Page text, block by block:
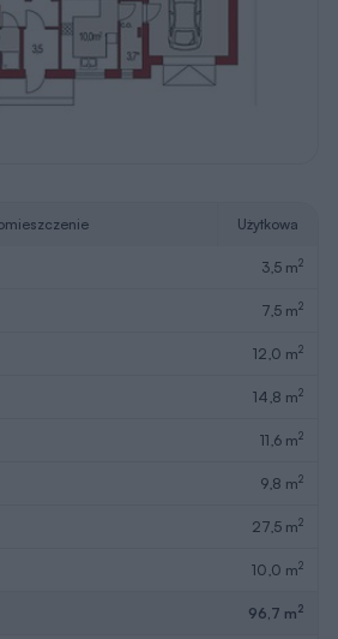
Użytkowa
3,5 m2
7,5 m2
12,0 m2
14,8 m2
11,6 m2
9,8 m2
27,5 m2
10,0 m2
96,7 m2